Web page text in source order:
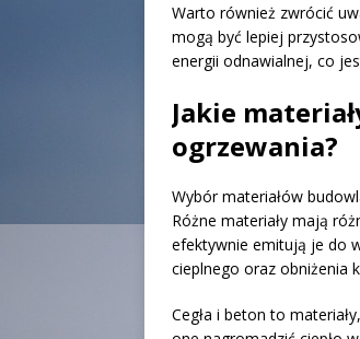
Warto również zwrócić
mogą być lepiej
energii odnawialnej, co
Jakie
ogrzewania?
Wybór materiałów
Różne materiały mają
efektywnie emitują je do
cieplnego oraz obniżenia
Cegła i beton to